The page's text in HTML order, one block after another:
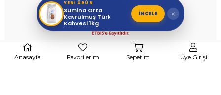
suminashop.com - © 2026 Tüm Hakları Saklıdır.
YENİ ÜRÜN
Sumina Orta
Kavrulmuş Türk
Kahvesi 1kg
İNCELE ×
Anasayfa Favorilerim Sepetim Üye Girişi